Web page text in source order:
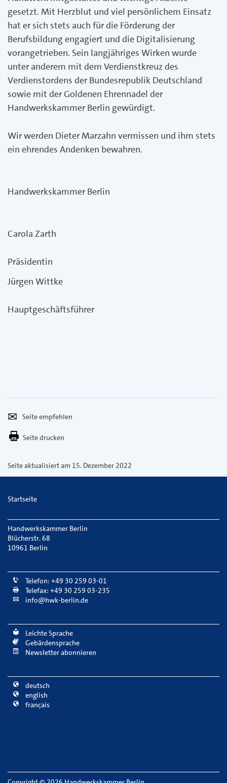
gesetzt. Mit Herzblut und viel persönlichem Einsatz
hat er sich stets auch für die Förderung der
Berufsbildung engagiert und die Digitalisierung
vorangetrieben. Sein langjähriges Wirken wurde
unter anderem mit dem Verdienstkreuz des
Verdienstordens der Bundesrepublik Deutschland
sowie mit der Goldenen Ehrennadel der
Handwerkskammer Berlin gewürdigt.
Wir werden Dieter Marzahn vermissen und ihm stets
ein ehrendes Andenken bewahren.
Handwerkskammer Berlin
Carola Zarth
Präsidentin
Jürgen Wittke
Hauptgeschäftsführer
empfehlen
Per
E-
versenden
Seite drucken
Seite aktualisiert am 15. Dezember 2022
Startseite
Handwerkskammer Berlin
Blücherstr. 68
10961 Berlin
Telefon: +49 30 259 03-01
Telefax: +49 30 259 03-235
info@hwk-berlin.de
Leichte Sprache
Gebärdensprache
Newsletter abonnieren
deutsch
english
français